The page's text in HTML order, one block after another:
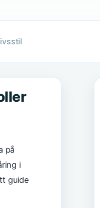
på
i
guide